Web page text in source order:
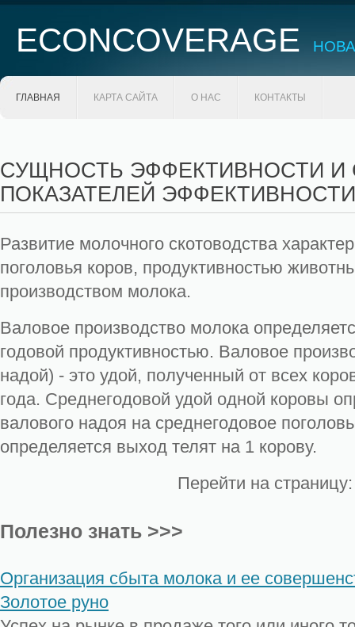
ECONCOVERAGE
ГЛАВНАЯ КАРТА САЙТА О НАС КОНТАКТЫ
СУЩНОСТЬ ЭФФЕКТИВНОСТИ И
ПОКАЗАТЕЛЕЙ
Развитие молочного скотоводства
поголовья коров, продуктивностью
производством молока.
Валовое производство молока
годовой продуктивностью. Валовое
надой) - это удой, полученный от всех
года. Среднегодовой удой одной коровы
валового надоя на среднегодовое
определяется выход телят на 1 корову.
Перейти на
Полезно знать >>>
Организация сбыта молока и ее
Золотое руно